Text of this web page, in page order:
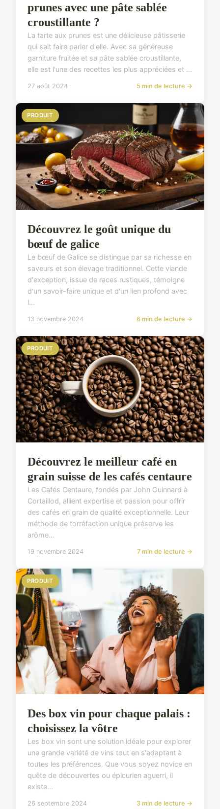
prunes avec une pâte sablée
croustillante ?
La tarte aux prunes est une délicieuse pâtisserie
qui sait faire parler d'elle. Avec sa généreuse
garniture fruitée et sa pâte sablée croustillante,
elle est l'une des recettes les plus appréciées et ...
27 août 2024 5 min de lecture →
PRODUIT
Découvrez le goût unique du
bœuf de galice
Le bœuf de Galice se distingue par sa richesse en
saveurs et son élevage traditionnel. Cette viande
d'exception, issue de races rustiques, témoigne
d'un savoir-faire unique et d'un lien profond avec
l...
13 novembre 2024 6 min de lecture →
PRODUIT
Découvrez le meilleur café en
grain suisse de les cafés centaure
Les Cafés Centaure, fondés par John Guinnard à
Cortaillod, allient expertise et passion pour offrir
des cafés en grain de qualité exceptionnelle. Leur
méthode de torréfaction unique préserve les
arôme...
19 novembre 2024 7 min de lecture →
PRODUIT
Des box vin pour chaque palais :
choisissez la vôtre
Les box vin sont une solution idéale pour explorer
une grande variété de vins tout en s'adaptant à
toutes les préférences. Que vous soyez novice en
quête de découvertes ou épicurien aguerri, il
existe...
26 septembre 2024 3 min de lecture →